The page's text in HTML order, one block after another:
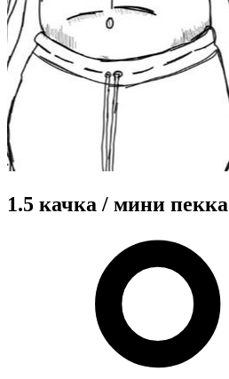
1.5 качка / мини пекка